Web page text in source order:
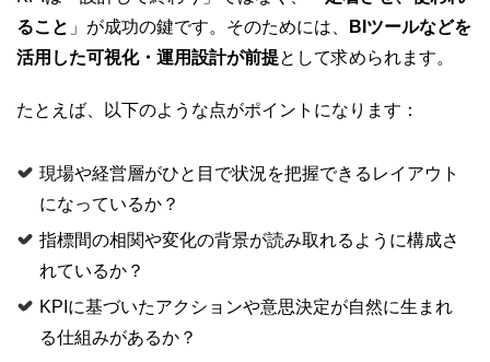
ること 」が成功の鍵です。そのためには、
BIツールなどを
活用した可視化・運用設計が前提として求められます。
たとえば、以下のような点がポイントになります：
現場や経営層がひと目で状況を把握できるレイアウト
になっているか？
指標間の相関や変化の背景が読み取れるように構成さ
れているか？
KPIに基づいたアクションや意思決定が自然に生まれ
る仕組みがあるか？